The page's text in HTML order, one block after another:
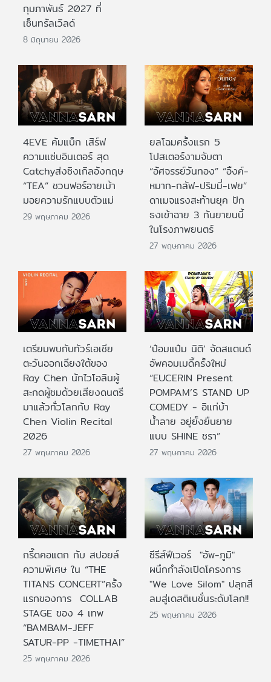
กุมภาพันธ์ 2027 ที่
เซ็นทรัลเวิลด์
8 มิถุนายน 2026
4EVE คัมแบ็ก เสิร์ฟ
ความแซ่บอินเตอร์ สุด
Catchyส่งซิงเกิลอังกฤษ
“TEA” ชวนฟอร์อายเม้า
มอยความรักแบบตัวแม่
29 พฤษภาคม 2026
ยลโฉมครั้งแรก 5
โปสเตอร์งามจับตา
“อัศจรรย์วันทอง” “อิ้งค์-
หมาก-กลัฟ-ปริมมี่-เฟย”
ดาเมจแรงสะท้านยุค ปัก
ธงเข้าฉาย 3 กันยายนนี้
ในโรงภาพยนตร์
27 พฤษภาคม 2026
เตรียมพบกับทัวร์เอเชีย
ตะวันออกเฉียงใต้ของ
Ray Chen นักไวโอลินผู้
สะกดผู้ชมด้วยเสียงดนตรี
มาแล้วทั่วโลกกับ Ray
Chen Violin Recital
2026
27 พฤษภาคม 2026
‘ป๋อมแป๋ม นิติ’ จัดสแตนด์
อัพคอมเมดี้ครั้งใหม่
“EUCERIN Present
POMPAM’S STAND UP
COMEDY - อิแก่บ้า
น้ำลาย อยู่ยั้งยืนยาย
แบบ SHINE ชรา”
27 พฤษภาคม 2026
กรี๊ดคอแตก กับ สปอยล์
ความพิเศษ ใน “THE
TITANS CONCERT”ครั้ง
แรกของการ COLLAB
STAGE ของ 4 เทพ
“BAMBAM-JEFF
SATUR-PP -TIMETHAI”
25 พฤษภาคม 2026
ซีรีส์ฟีเวอร์ "อัพ-ภูมิ"
ผนึกกำลังเปิดโครงการ
"We Love Silom" ปลุกสี
ลมสู่เดสติเนชั่นระดับโลก!!
25 พฤษภาคม 2026